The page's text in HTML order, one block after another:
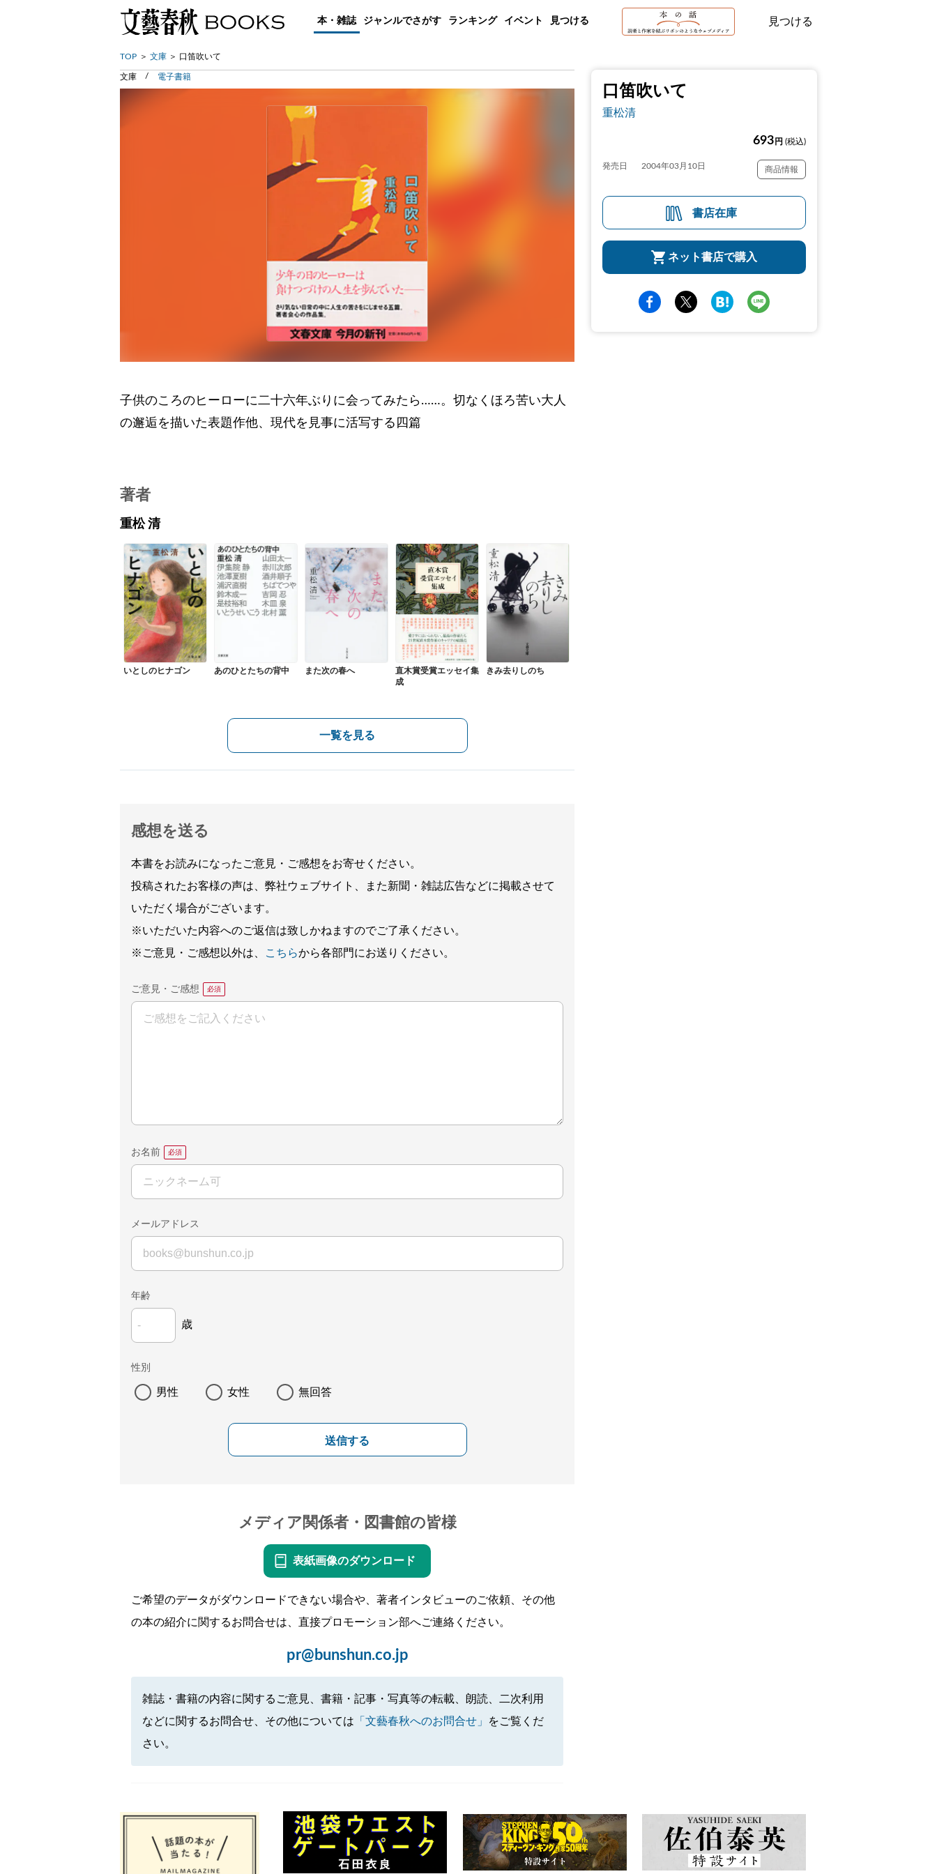
本・雑誌 ジャンルでさがす ランキング イベント 見つける 見つける
TOP 文庫 口笛吹いて
口笛吹いて
重松清
693 円 (税込)
発売日 2004年03月10日 商品情報
書店在庫
ネット書店で購入
文庫 電子書籍
子供のころのヒーローに二十六年ぶりに会ってみたら……。切なくほろ苦い大人
の邂逅を描いた表題作他、現代を見事に活写する四篇
著者
重松 清
いとしのヒナゴン あのひとたちの背中 また次の春へ
直木賞受賞エッセイ集
成
きみ去りしのち
一覧を見る
感想を送る
本書をお読みになったご意見・ご感想をお寄せください。
投稿されたお客様の声は、弊社ウェブサイト、また新聞・雑誌広告などに掲載させて
いただく場合がございます。
※いただいた内容へのご返信は致しかねますのでご了承ください。
※ご意見・ご感想以外は、
こちらから各部門にお送りください。
ご意見・ご感想
お名前
メールアドレス
年齢
歳
性別
男性 女性 無回答
送信する
メディア関係者・図書館の皆様
表紙画像のダウンロード
ご希望のデータがダウンロードできない場合や、著者インタビューのご依頼、その他
の本の紹介に関するお問合せは、直接プロモーション部へご連絡ください。
pr@bunshun.co.jp
雑誌・書籍の内容に関するご意見、書籍・記事・写真等の転載、朗読、二次利用
などに関するお問合せ、その他については 「文藝春秋へのお問合せ」
をご覧くだ
さい。